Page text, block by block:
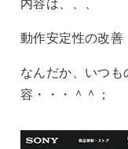
動作安定性の改善
なんだか、いつ
容・・・＾＾；